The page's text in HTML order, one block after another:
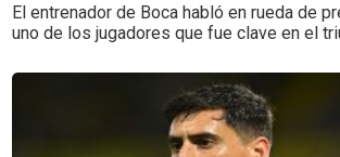
El entrenador de Boca habló en rueda de
uno de los jugadores que fue clave en el